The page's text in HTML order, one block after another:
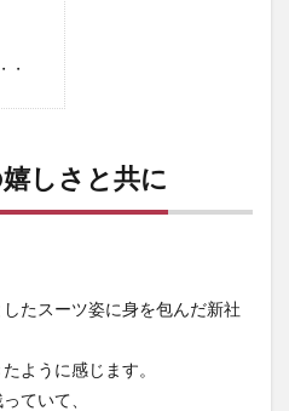
・
しさと共に
たスーツ姿に身を包んだ新社
ように感じます。
ていて、